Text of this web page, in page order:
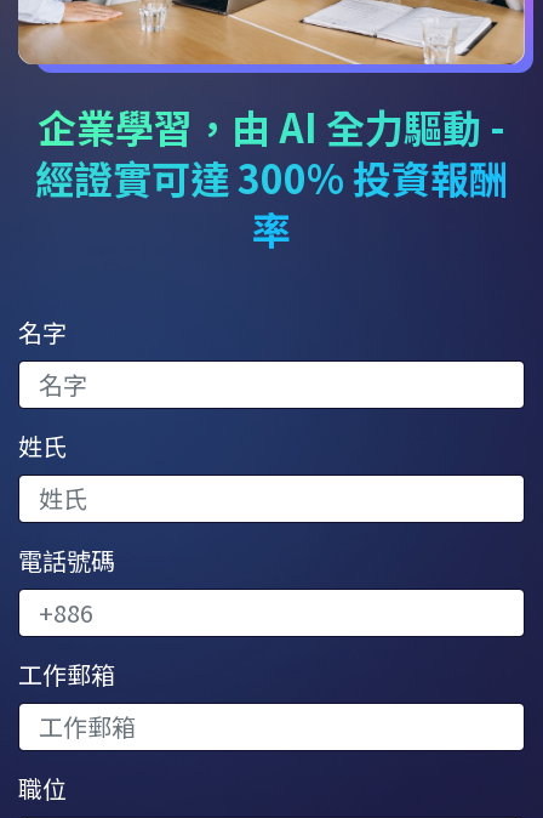
企業學習，由 AI 全力驅動 -
經證實可達 300% 投資報酬
率
名字
姓氏
電話號碼
工作郵箱
職位